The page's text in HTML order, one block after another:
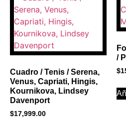
Click Here
Cuadro / Tenis / Serena,
Venus, Capriati, Hingis,
Kournikova, Lindsey
Davenport
$17,999.00
/
$